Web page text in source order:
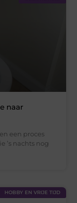
naar
een proces
’s nachts nog
HOBBY EN VRIJE TIJD